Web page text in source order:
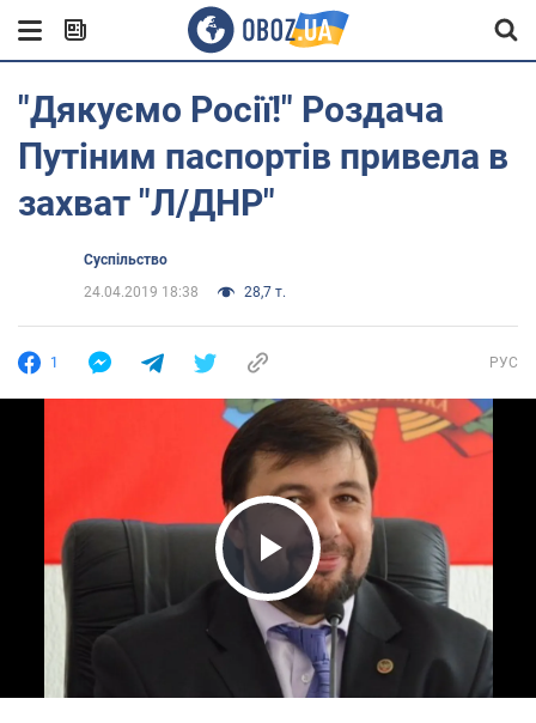
"Дякуємо Росії!" Роздача
Путіним паспортів привела в
захват "Л/ДНР"
Суспільство
24.04.2019 18:38
28,7 т.
1 РУС
Play Video